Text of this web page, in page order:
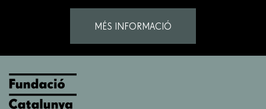
MÉS INFORMACIÓ